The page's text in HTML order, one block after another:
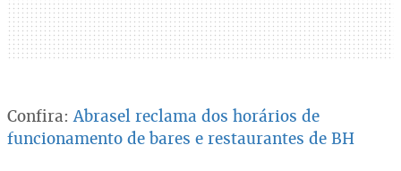
Confira:Abrasel reclama dos horários de
funcionamento de bares e restaurantes de BH